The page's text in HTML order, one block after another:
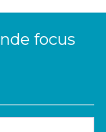
focus